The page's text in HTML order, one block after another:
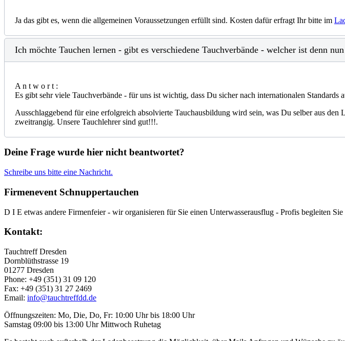
Ja das gibt es, wenn die allgemeinen Voraussetzungen erfüllt sind. Kosten dafür erfragt Ihr bitte im
Ich möchte Tauchen lernen - gibt es verschiedene Tauchverbände - welcher ist denn
A n t w o r t :
Es gibt sehr viele Tauchverbände - für uns ist wichtig, dass Du sicher nach internationalen
Ausschlaggebend für eine erfolgreich absolvierte Tauchausbildung wird sein, was Du selber aus
zweitrangig. Unsere Tauchlehrer sind gut!!!.
Deine Frage wurde hier nicht beantwortet?
Schreibe uns bitte eine Nachricht.
Firmenevent Schnuppertauchen
D I E etwas andere Firmenfeier - wir organisieren für Sie einen Unterwasserausflug - Profis begleiten
Kontakt:
Tauchtreff Dresden
Dorn­blüth­strasse 19
01277 Dres­den
Phone: +49 (351) 31 09 120
Fax: +49 (351) 31 27 2469
Email: info@tauchtreffdd.de
Öffnungszeiten: Mo, Die, Do, Fr: 10:00 Uhr bis 18:00 Uhr
Samstag 09:00 bis 13:00 Uhr Mittwoch Ruhetag